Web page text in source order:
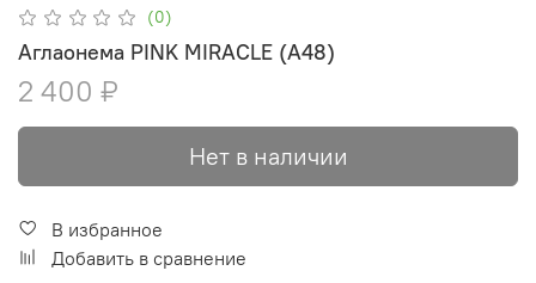
(0)
Аглаонема PINK MIRACLE (А48)
2 400 ₽
Нет в наличии
В избранное
Добавить в сравнение